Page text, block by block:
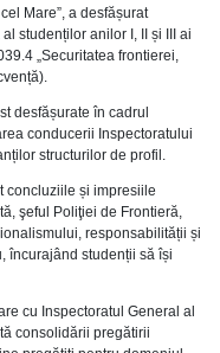
Mare”, a desfășurat
studenților anilor I, II și III ai
„Securitatea frontierei,
desfășurate în cadrul
conducerii Inspectoratului
structurilor de profil.
concluziile și impresiile
şeful Poliţiei de Frontieră,
responsabilității și
încurajând studenții să își
cu Inspectoratul General al
consolidării pregătirii